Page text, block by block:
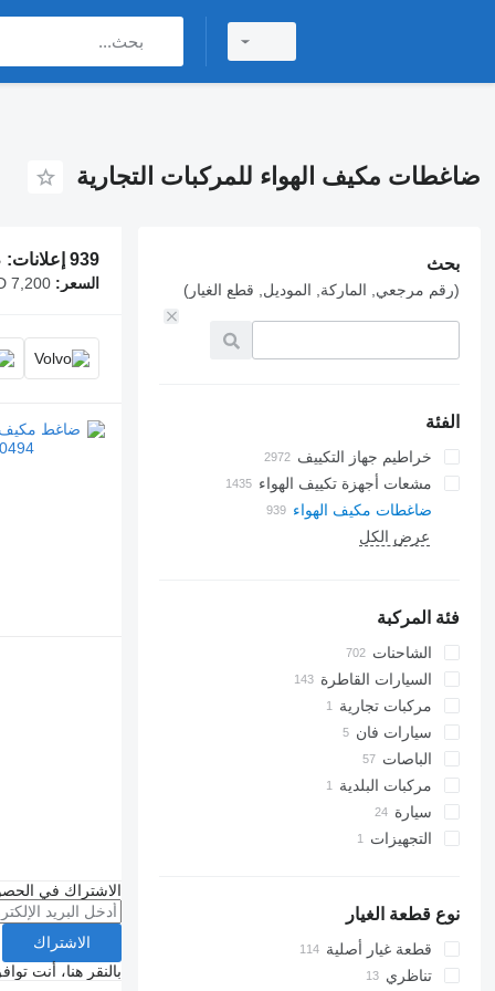
ضاغطات مكيف الهواء للمركبات التجارية
بحث
(رقم مرجعي, الماركة, الموديل, قطع الغيار)
الفئة
خراطيم جهاز التكييف
مشعات أجهزة تكييف الهواء
ضاغطات مكيف الهواء
عرض الكل
فئة المركبة
الشاحنات
السيارات القاطرة
مركبات تجارية
سيارات فان
الباصات
مركبات البلدية
سيارة بلدية
شاحنات جمع ونقل النفايات
سيارة
التجهيزات
نوع قطعة الغيار
قطعة غيار أصلية
تناظري
939 إعلانات:
السعر: 7,200
الاشتراك في
الاشتراك
بالنقر هنا، أنت